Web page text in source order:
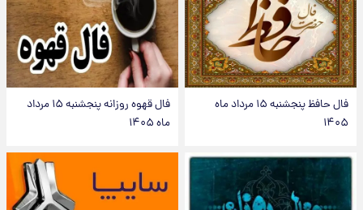
فال حافظ پنجشنبه ۱۵ مرداد ماه
۱۴۰۵
فال قهوه روزانه پنجشنبه ۱۵ مرداد
ماه ۱۴۰۵